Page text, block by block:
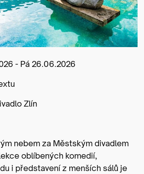
- Pá 26.06.2026
Zlín
nebem za Městským divadlem
oblíbených komedií,
i představení z menších sálů je